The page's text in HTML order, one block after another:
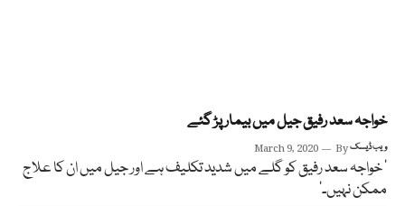
خواجہ سعد رفیق جیل میں بیمار پڑ گئے
March 9, 2020 Byویب ڈیسک
‘ خواجہ سعد رفیق کو گلے میں شدید تکلیف ہے اور جیل میں ان کا علاج
ممکن نہیں۔‘